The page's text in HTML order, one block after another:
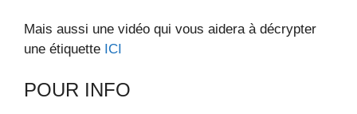
Mais aussi une vidéo qui vous aidera à décrypter
une étiquette ICI
POUR INFO